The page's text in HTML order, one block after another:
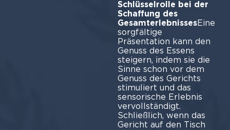
Schlüsselrolle bei der
Schaffung des
GesamterlebnissesEine
sorgfältige
Präsentation kann den
Genuss des Essens
steigern, indem sie die
Sinne schon vor dem
Genuss des Gerichts
stimuliert und das
sensorische Erlebnis
vervollständigt.
Schließlich, wenn das
Gericht auf den Tisch